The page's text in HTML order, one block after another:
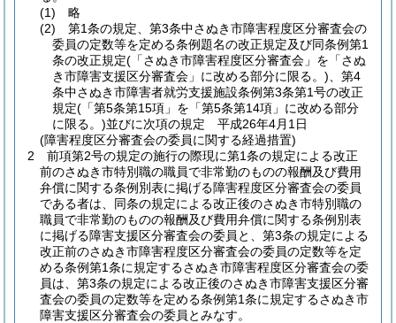
(1)
略
(2)
第1条の規定、第3条中さぬき市障害程度区分審査会の
委員の定数等を定める条例題名の改正規定及び同条例第1
条の改正規定(「さぬき市障害程度区分審査会」を「さぬ
き市障害支援区分審査会」に改める部分に限る。) 、第4
条中さぬき市障害者就労支援施設条例第3条第1号の改正
規定(「第5条第15項」を「第5条第14項」に改める部分
に限る。)並びに次項の規定 平成26年4月1日
(障害程度区分審査会の委員に関する経過措置)
2
前項第2号の規定の施行の際現に第1条の規定による改正
前のさぬき市特別職の職員で非常勤のものの報酬及び費用
弁償に関する条例別表に掲げる障害程度区分審査会の委員
である者は、同条の規定による改正後のさぬき市特別職の
職員で非常勤のものの報酬及び費用弁償に関する条例別表
に掲げる障害支援区分審査会の委員と、第3条の規定による
改正前のさぬき市障害程度区分審査会の委員の定数等を定
める条例第1条に規定するさぬき市障害程度区分審査会の委
員は、第3条の規定による改正後のさぬき市障害支援区分審
査会の委員の定数等を定める条例第1条に規定するさぬき市
障害支援区分審査会の委員とみなす。